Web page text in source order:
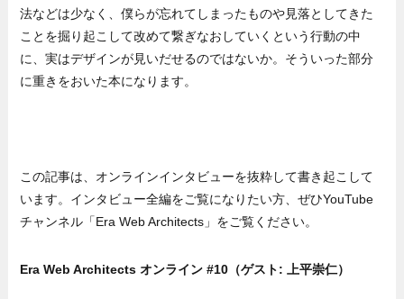
法などは少なく、僕らが忘れてしまったものや見落としてきた
ことを掘り起こして改めて繋ぎなおしていくという行動の中
に、実はデザインが見いだせるのではないか。そういった部分
に重きをおいた本になります。
この記事は、オンラインインタビューを抜粋して書き起こして
います。インタビュー全編をご覧になりたい方、ぜひYouTube
チャンネル「Era Web Architects」をご覧ください。
Era Web Architects オンライン #10（ゲスト: 上平崇仁）